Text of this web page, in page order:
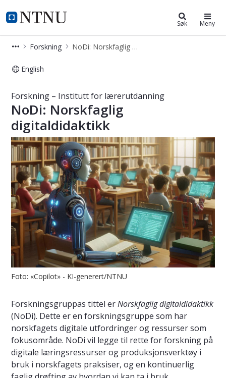
NTNU Hjemmeside
Institutt for lærerutdanningSøk Meny
Forskning NoDi: Norskfaglig digitaldidaktikk
English
Forskning – Institutt for lærerutdanning
NoDi: Norskfaglig
digitaldidaktikk
Foto: «Copilot» - KI-generert/NTNU
Forskningsgruppas tittel erNorskfaglig digitaldidaktikk
(NoDi). Dette er en forskningsgruppe som har
norskfagets digitale utfordringer og ressurser som
fokusområde. NoDi vil legge til rette for forskning på
digitale læringsressurser og produksjonsverktøy i
bruk i norskfagets praksiser, og en kontinuerlig